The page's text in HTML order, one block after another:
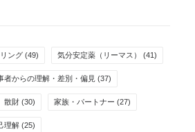
ング (49) 気分安定薬（リーマス） (41)
者からの理解・差別・偏見 (37)
散財 (30) 家族・パートナー (27)
理解 (25)